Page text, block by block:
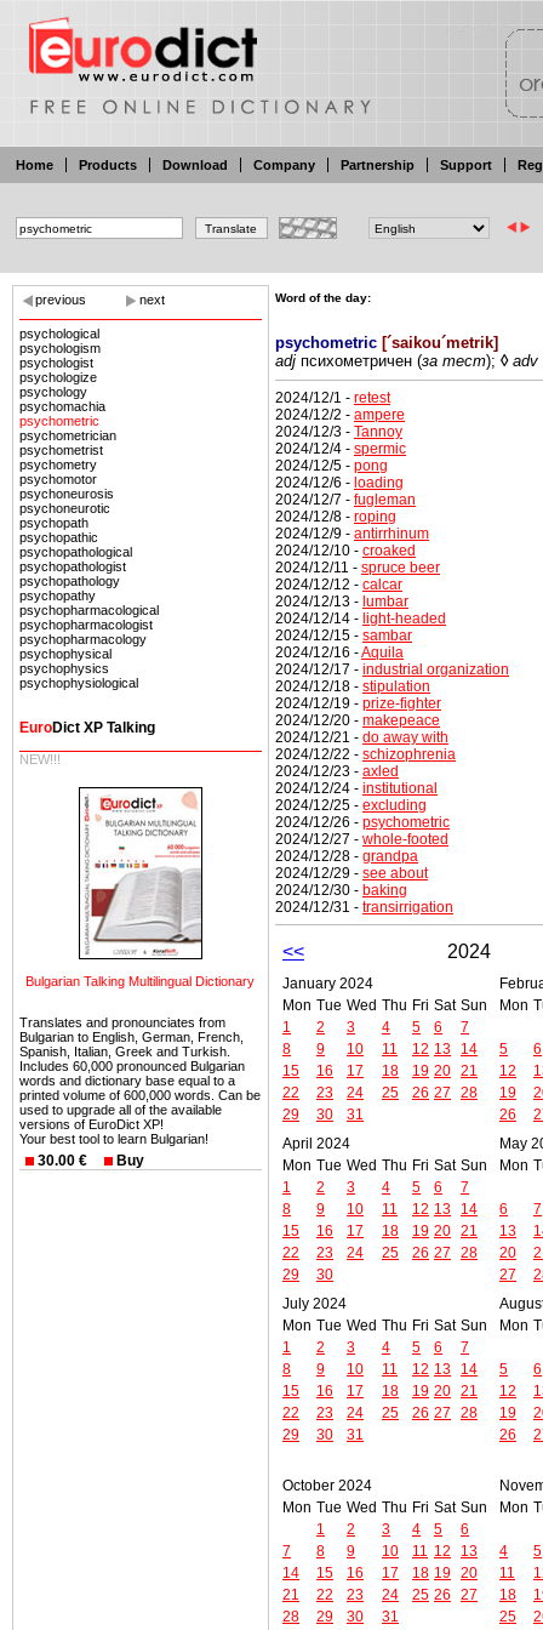
Home Products Download Company Partnership Support
previous next
psychological
psychologism
psychologist
psychologize
psychology
psychomachia
psychometric
psychometrician
psychometrist
psychometry
psychomotor
psychoneurosis
psychoneurotic
psychopath
psychopathic
psychopathological
psychopathologist
psychopathology
psychopathy
psychopharmacological
psychopharmacologist
psychopharmacology
psychophysical
psychophysics
psychophysiological
EuroDict XP Talking
NEW!!!
Bulgarian Talking Multilingual Dictionary
Translates and pronounciates from
Bulgarian to English, German, French,
Spanish, Italian, Greek and Turkish.
Includes 60,000 pronounced Bulgarian
words and dictionary base equal to a
printed volume of 600,000 words. Can be
used to upgrade all of the available
versions of EuroDict XP!
Your best tool to learn Bulgarian!
30.00 € Buy
Word of the day:
psychometric [´saikou´metrik]
adj психометричен (за тест); ◊ adv
2024/12/1 - retest
2024/12/2 - ampere
2024/12/3 - Tannoy
2024/12/4 - spermic
2024/12/5 - pong
2024/12/6 - loading
2024/12/7 - fugleman
2024/12/8 - roping
2024/12/9 - antirrhinum
2024/12/10 - croaked
2024/12/11 - spruce beer
2024/12/12 - calcar
2024/12/13 - lumbar
2024/12/14 - light-headed
2024/12/15 - sambar
2024/12/16 -Aquila
2024/12/17 - industrial organization
2024/12/18 - stipulation
2024/12/19 - prize-fighter
2024/12/20 - makepeace
2024/12/21 - do away with
2024/12/22 - schizophrenia
2024/12/23 - axled
2024/12/24 - institutional
2024/12/25 - excluding
2024/12/26 - psychometric
2024/12/27 - whole-footed
2024/12/28 - grandpa
2024/12/29 - see about
2024/12/30 - baking
2024/12/31 - transirrigation
<< 2024
January 2024
Mon Tue Wed Thu Fri Sat Sun
1
2 3 4 5 6
7
8
9 10 11 12 13
14
15
16 17 18 19 20 21
22
23 24 25 26 27
28
29
30 31
Mon
5
6
12
19
26
April 2024
Mon Tue Wed Thu Fri Sat Sun
1
2 3 4 5 6
7
8
9 10 11 12 13
14
15
16 17 18 19 20 21
22
23 24 25 26 27
28
29
30
May
Mon
6
7
13
20
27
July 2024
Mon Tue Wed Thu Fri Sat Sun
1
2 3 4 5 6
7
8
9 10 11 12 13
14
15
16 17 18 19 20 21
22
23 24 25 26 27
28
29
30 31
Mon
5
6
12
19
26
October 2024
Mon Tue Wed Thu Fri Sat Sun
1
2 3 4 5
6
7
8 9 10 11 12
13
14
15 16 17 18 19 20
21
22 23 24 25 26
27
28
29 30 31
Mon
4
5
11
18
25